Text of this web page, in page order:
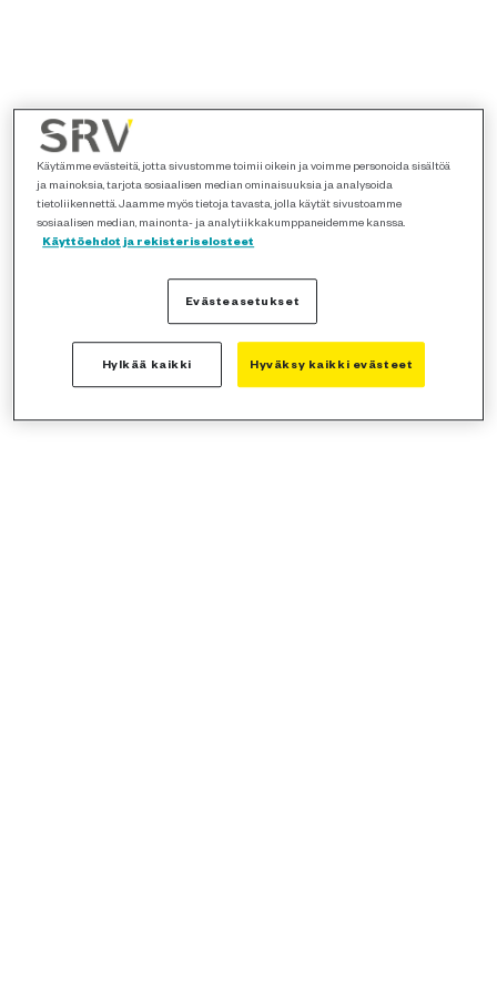
Käytämme evästeitä, jotta sivustomme toimii oikein ja voimme personoida sisältöä
ja mainoksia, tarjota sosiaalisen median ominaisuuksia ja analysoida
tietoliikennettä. Jaamme myös tietoja tavasta, jolla käytät sivustoamme
sosiaalisen median, mainonta- ja analytiikkakumppaneidemme kanssa.
Käyttöehdot ja rekisteriselosteet
Evästeasetukset
Hylkää kaikki Hyväksy kaikki evästeet